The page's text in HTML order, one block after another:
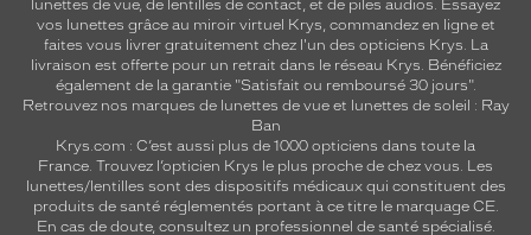
lunettes de vue, de lentilles de contact , et de piles audios. Essayez
vos lunettes grâce au miroir virtuel Krys, commandez en ligne et
faites vous livrer gratuitement chez l'un des opticiens Krys. La
livraison est offerte pour un retrait dans le réseau Krys. Bénéficiez
également de la garantie "Satisfait ou remboursé 30 jours".
Retrouvez nos marques de lunettes de vue et lunettes de soleil : Ray
Ban
Krys.com : C’est aussi plus de 1000 opticiens dans toute la
France. Trouvez l’opticien Krys le plus proche de chez vous . Les
lunettes/lentilles sont des dispositifs médicaux qui constituent des
produits de santé réglementés portant à ce titre le marquage CE.
En cas de doute, consultez un professionnel de santé spécialisé.